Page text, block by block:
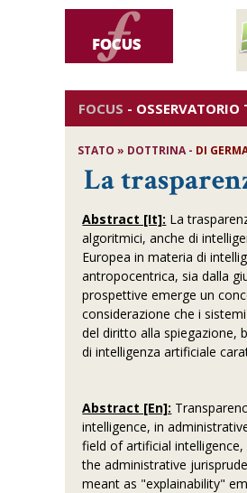
FOCUS - OSSERVATORIO
STATO » DOTTRINA - DI
La
Abstract [It]: La
algoritmici, anche di
Europea in materia di
antropocentrica, sia dalla
prospettive emerge un
considerazione che i
del diritto alla spiegazione,
di intelligenza artificiale
Abstract [En]:
intelligence, in
field of artificial
the administrative
meant as "explainability"